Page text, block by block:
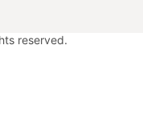
reserved.